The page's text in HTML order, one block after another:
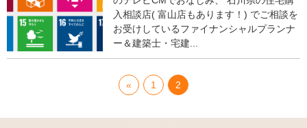
入相談店( 富山店もあります！) でご相談を
お受けしているファイナンシャルプランナ
ー＆建築士・宅建...
« 1 2